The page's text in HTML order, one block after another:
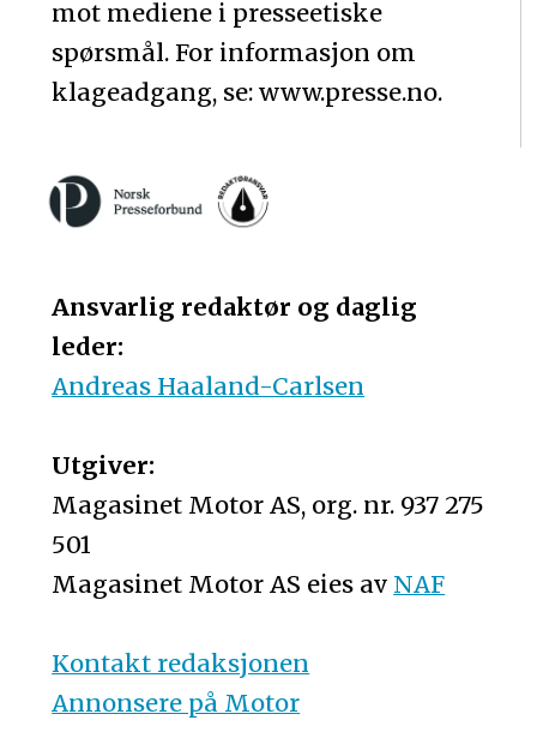
mot mediene i presseetiske
spørsmål. For informasjon om
klageadgang, se: www.presse.no.
Ansvarlig redaktør og daglig
leder:
Andreas Haaland-Carlsen
Utgiver:
Magasinet Motor AS, org. nr. 937 275
501
Magasinet Motor AS eies av NAF
Kontakt redaksjonen
Annonsere på Motor